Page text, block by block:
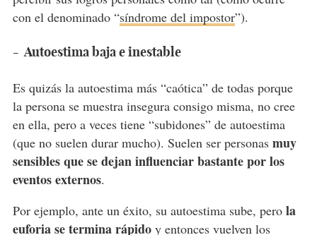
con el denominado “síndrome del impostor”).
- Autoestima baja e inestable
Es quizás la autoestima más “caótica” de todas porque
la persona se muestra insegura consigo misma, no cree
en ella, pero a veces tiene “subidones” de autoestima
(que no suelen durar mucho). Suelen ser personas muy
sensibles que se dejan influenciar bastante por los
eventos externos.
Por ejemplo, ante un éxito, su autoestima sube, pero la
euforia se termina rápidoy entonces vuelven los